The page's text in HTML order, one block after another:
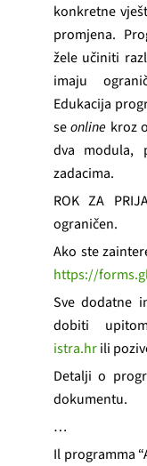
konkretne
promjena.
žele učiniti
imaju
Edukacija
seonline kroz
dva modula,
zadacima.
ROK ZA
ograničen.
Ako ste
https://
Sve dodatne
dobiti
istra.hrili
Detalji o
dokumentu.
…
Il programma